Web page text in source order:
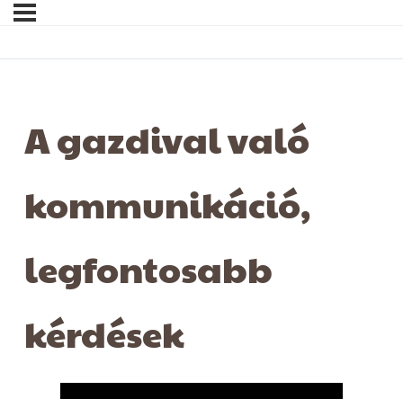
A gazdival való
kommunikáció,
legfontosabb
kérdések